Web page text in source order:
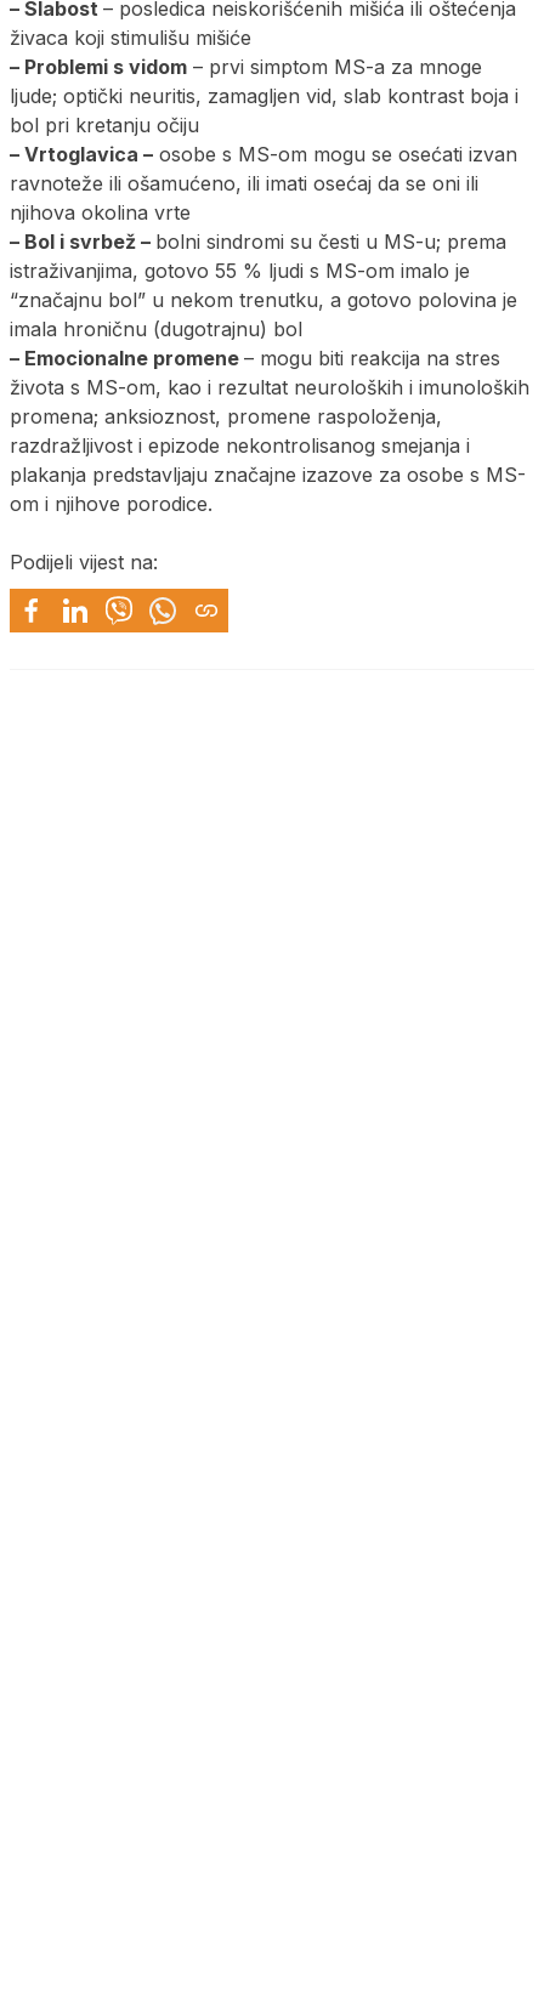
– Slabost – posledica neiskorišćenih mišića ili oštećenja
živaca koji stimulišu mišiće
– Problemi s vidom – prvi simptom MS-a za mnoge
ljude; optički neuritis, zamagljen vid, slab kontrast boja i
bol pri kretanju očiju
– Vrtoglavica – osobe s MS-om mogu se osećati izvan
ravnoteže ili ošamućeno, ili imati osećaj da se oni ili
njihova okolina vrte
– Bol i svrbež – bolni sindromi su česti u MS-u; prema
istraživanjima, gotovo 55 % ljudi s MS-om imalo je
“značajnu bol” u nekom trenutku, a gotovo polovina je
imala hroničnu (dugotrajnu) bol
– Emocionalne promene – mogu biti reakcija na stres
života s MS-om, kao i rezultat neuroloških i imunoloških
promena; anksioznost, promene raspoloženja,
razdražljivost i epizode nekontrolisanog smejanja i
plakanja predstavljaju značajne izazove za osobe s MS-
om i njihove porodice.
Podijeli vijest na: